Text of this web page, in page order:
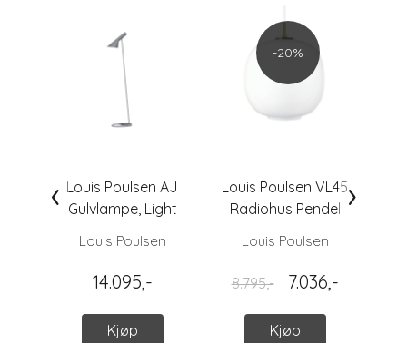
Louis Poulsen AJ
Gulvlampe, Light
Louis Poulsen
14.095,-
Kjøp
-20%
Louis Poulsen VL45
Radiohus Pendel
Louis Poulsen
8.795,- 7.036,-
Kjøp
‹ ›